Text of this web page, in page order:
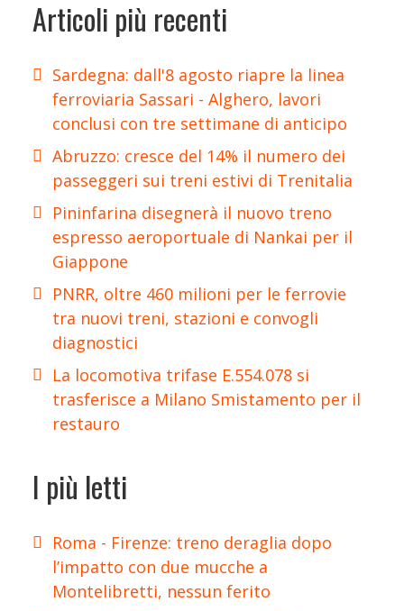
Articoli più recenti
Sardegna: dall'8 agosto riapre la linea
ferroviaria Sassari - Alghero, lavori
conclusi con tre settimane di anticipo
Abruzzo: cresce del 14% il numero dei
passeggeri sui treni estivi di Trenitalia
Pininfarina disegnerà il nuovo treno
espresso aeroportuale di Nankai per il
Giappone
PNRR, oltre 460 milioni per le ferrovie
tra nuovi treni, stazioni e convogli
diagnostici
La locomotiva trifase E.554.078 si
trasferisce a Milano Smistamento per il
restauro
I più letti
Roma - Firenze: treno deraglia dopo
l’impatto con due mucche a
Montelibretti, nessun ferito